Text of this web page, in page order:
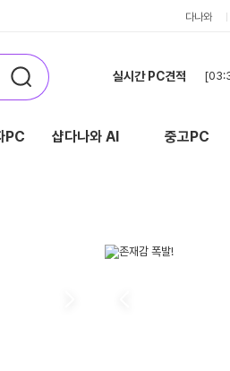
다나와
실시간 PC견적
PC 샵다나와 AI 중고PC